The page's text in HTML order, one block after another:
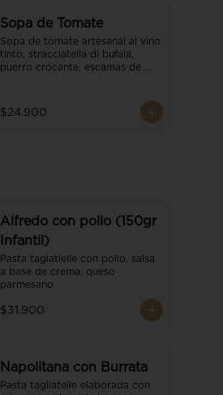
Sopa de Tomate
Sopa de tomate artesanal al vino
tinto, stracciatella di bufala,
puerro crocante, escamas de
pesto. Acompañado de un
tostón de pan focaccia.
$24.900
Alfredo con pollo (150gr
Infantil)
Pasta tagiatlelle con pollo, salsa
a base de crema, queso
parmesano
$31.900
Napolitana con Burrata
Pasta tagliatelle elaborada con